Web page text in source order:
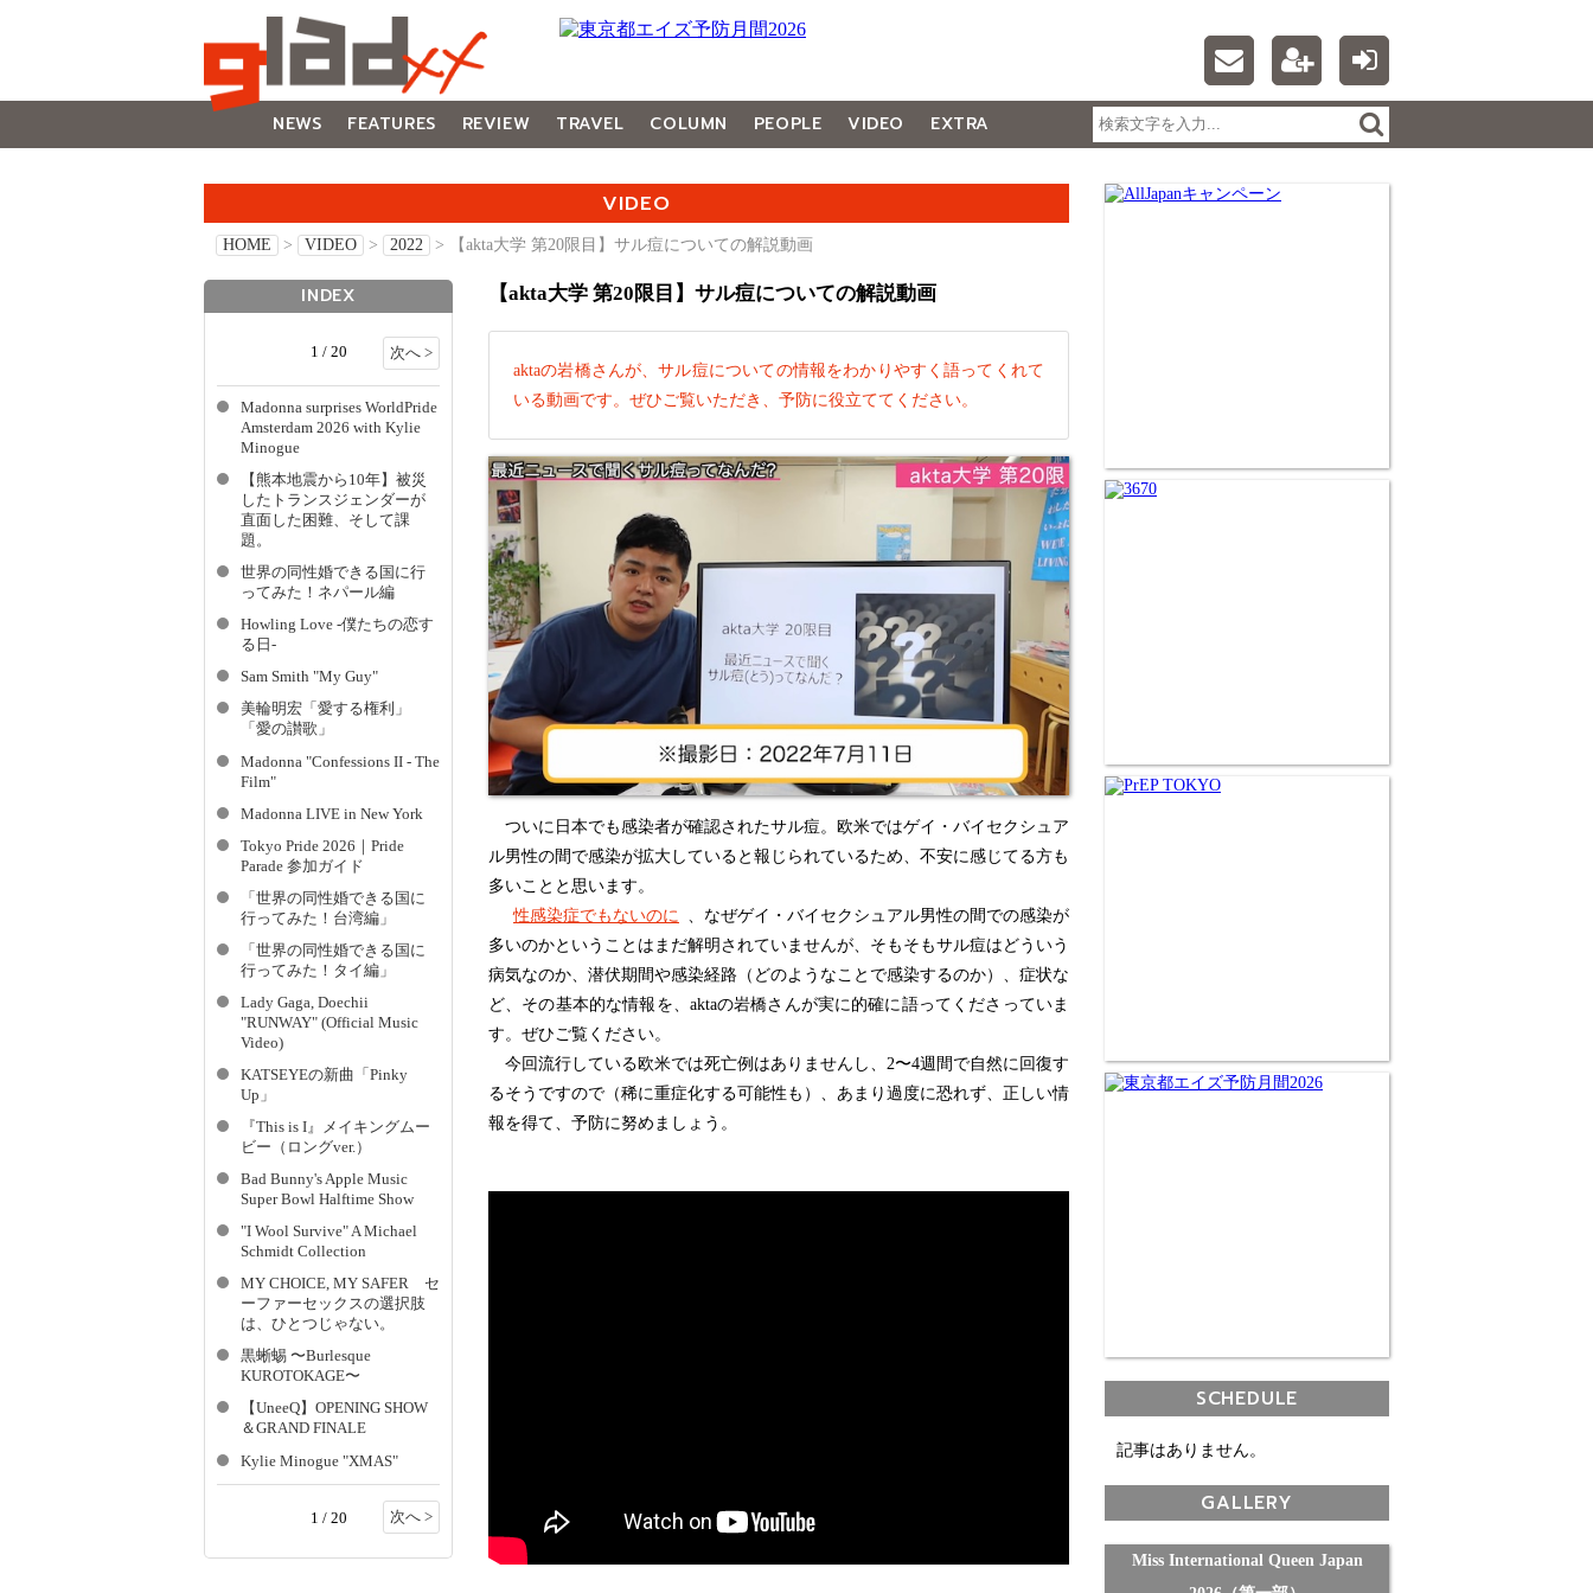
NEWS FEATURES REVIEW TRAVEL COLUMN PEOPLE VIDEO
EXTRA
VIDEO
HOME > VIDEO > 2022 > 【akta大学 第20限目】サル痘についての解説動画
【akta大学 第20限目】サル痘についての解説動画
aktaの岩橋さんが、サル痘についての情報をわかりやすく語ってくれて
いる動画です。ぜひご覧いただき、予防に役立ててください。
ついに日本でも感染者が確認されたサル痘。欧米ではゲイ・バイセクシュア
ル男性の間で感染が拡大していると報じられているため、不安に感じてる方も
多いことと思います。
性感染症でもないのに
、なぜゲイ・バイセクシュアル男性の間での感染が
多いのかということはまだ解明されていませんが、そもそもサル痘はどういう
病気なのか、潜伏期間や感染経路（どのようなことで感染するのか）、症状な
ど、その基本的な情報を、aktaの岩橋さんが実に的確に語ってくださっていま
す。ぜひご覧ください。
今回流行している欧米では死亡例はありませんし、2〜4週間で自然に回復す
るそうですので（稀に重症化する可能性も）、あまり過度に恐れず、正しい情
報を得て、予防に努めましょう。
INDEX
1 / 20 次へ >
Madonna surprises WorldPride
Amsterdam 2026 with Kylie
Minogue
【熊本地震から10年】被災
したトランスジェンダーが
直面した困難、そして課
題。
世界の同性婚できる国に行
ってみた！ネパール編
Howling Love -僕たちの恋す
る日-
Sam Smith "My Guy"
美輪明宏「愛する権利」
「愛の讃歌」
Madonna "Confessions II - The
Film"
Madonna LIVE in New York
Tokyo Pride 2026｜Pride
Parade 参加ガイド
「世界の同性婚できる国に
行ってみた！台湾編」
「世界の同性婚できる国に
行ってみた！タイ編」
Lady Gaga, Doechii
"RUNWAY" (Official Music
Video)
KATSEYEの新曲「Pinky
Up」
『This is I』メイキングムー
ビー（ロングver.）
Bad Bunny's Apple Music
Super Bowl Halftime Show
"I Wool Survive" A Michael
Schmidt Collection
MY CHOICE, MY SAFER セ
ーファーセックスの選択肢
は、ひとつじゃない。
黒蜥蜴 〜Burlesque
KUROTOKAGE〜
【UneeQ】OPENING SHOW
＆GRAND FINALE
Kylie Minogue "XMAS"
1 / 20 次へ >
SCHEDULE
記事はありません。
GALLERY
Miss International Queen Japan